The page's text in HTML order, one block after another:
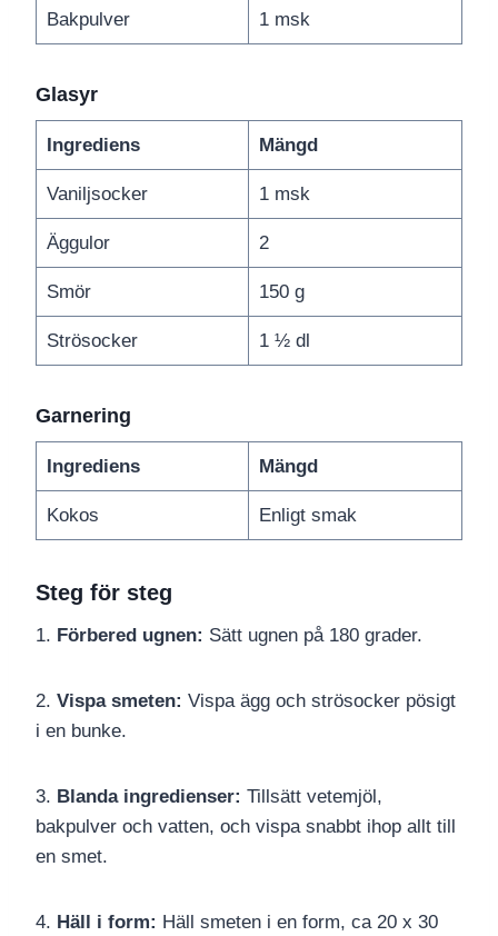
Bakpulver 1 msk
Glasyr
Ingrediens Mängd
Vaniljsocker 1 msk
Äggulor 2
Smör 150 g
Strösocker 1 ½ dl
Garnering
Ingrediens Mängd
Kokos Enligt smak
Steg för steg
1. Förbered ugnen: Sätt ugnen på 180 grader.
2. Vispa smeten: Vispa ägg och strösocker pösigt
i en bunke.
3. Blanda ingredienser: Tillsätt vetemjöl,
bakpulver och vatten, och vispa snabbt ihop allt till
en smet.
4. Häll i form: Häll smeten i en form, ca 20 x 30